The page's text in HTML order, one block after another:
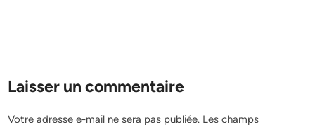
Laisser un commentaire
Votre adresse e-mail ne sera pas publiée. Les champs